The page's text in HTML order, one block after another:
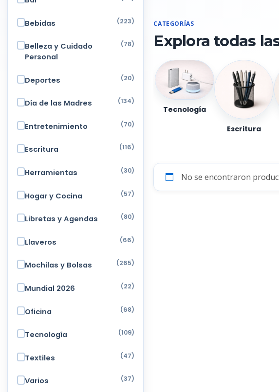
Bebidas (223)
Belleza y Cuidado
Personal
(78)
Deportes (20)
Día de las Madres (134)
Entretenimiento (70)
Escritura (116)
Herramientas (30)
Hogar y Cocina (57)
Libretas y Agendas (80)
Llaveros (66)
Mochilas y Bolsas (265)
Mundial 2026 (22)
Oficina (68)
Tecnología (109)
Textiles (47)
Varios (37)
CATEGORÍAS
Explora todas
Tecnología
Escritura
No se encontraron